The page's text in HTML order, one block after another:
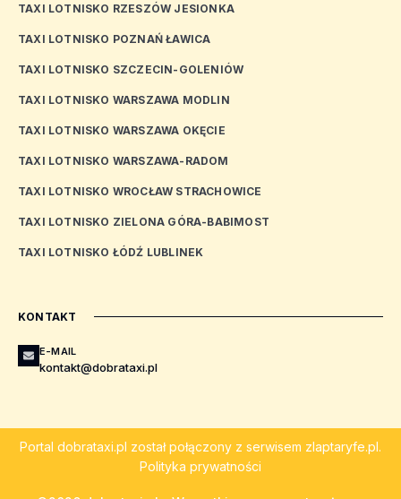
TAXI LOTNISKO RZESZÓW JESIONKA
TAXI LOTNISKO POZNAŃ ŁAWICA
TAXI LOTNISKO SZCZECIN-GOLENIÓW
TAXI LOTNISKO WARSZAWA MODLIN
TAXI LOTNISKO WARSZAWA OKĘCIE
TAXI LOTNISKO WARSZAWA-RADOM
TAXI LOTNISKO WROCŁAW STRACHOWICE
TAXI LOTNISKO ZIELONA GÓRA-BABIMOST
TAXI LOTNISKO ŁÓDŹ LUBLINEK
KONTAKT
E-MAIL
kontakt@dobrataxi.pl
Portal dobrataxi.pl został połączony z serwisem zlaptaryfe.pl.
Polityka prywatności